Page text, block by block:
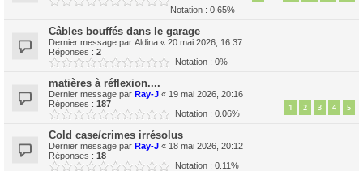
Notation : 0.65%
Câbles bouffés dans le garage
Dernier message par Aldina « 20 mai 2026, 16:37
Réponses : 2
Notation : 0%
matières à réflexion....
Dernier message par Ray-J « 19 mai 2026, 20:16
Réponses : 187 1 2 3 4 5
Notation : 0.06%
Cold case/crimes irrésolus
Dernier message par Ray-J « 18 mai 2026, 20:12
Réponses : 18
Notation : 0.11%